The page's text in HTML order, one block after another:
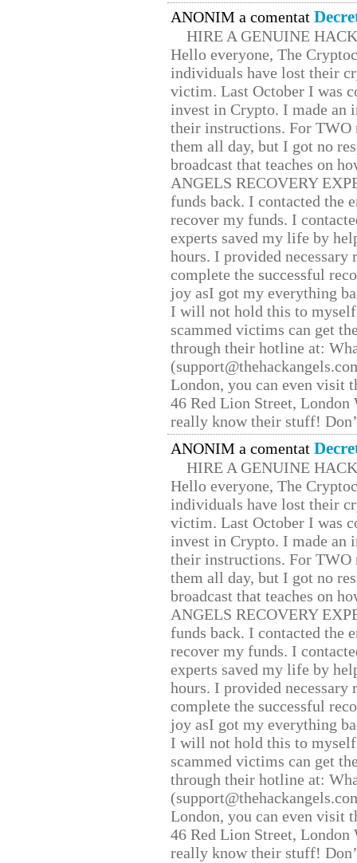
ANONIM a comentat
HIRE A GENUINE
Hello everyone, The
individuals have lost their
victim. Last October I was
invest in Crypto. I made
their instructions. For TWO
them all day, but I got no
broadcast that teaches on
ANGELS RECOVERY
funds back. I contacted the
recover my funds. I
experts saved my life by
hours. I provided
complete the successful
joy asI got my everything
I will not hold this to
scammed victims can get
through their hotline at:
London, you can even visit
46 Red Lion Street, London
really know their stuff!
ANONIM a comentat
HIRE A GENUINE
Hello everyone, The
individuals have lost their
victim. Last October I was
invest in Crypto. I made
their instructions. For TWO
them all day, but I got no
broadcast that teaches on
ANGELS RECOVERY
funds back. I contacted the
recover my funds. I
experts saved my life by
hours. I provided
complete the successful
joy asI got my everything
I will not hold this to
scammed victims can get
through their hotline at:
London, you can even visit
46 Red Lion Street, London
really know their stuff!